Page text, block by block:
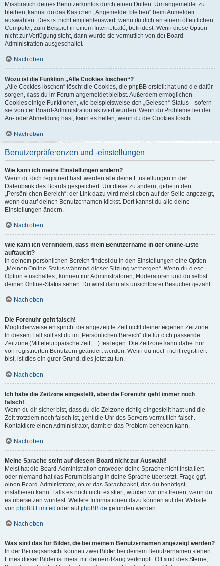
Missbrauch deines Benutzerkontos durch einen Dritten. Um angemeldet zu
bleiben, kannst du das Kästchen „Angemeldet bleiben“ beim Anmelden
auswählen. Dies ist nicht empfehlenswert, wenn du dich an einem öffentlichen
Computer, zum Beispiel in einem Internetcafé, befindest. Wenn diese Option
nicht zur Verfügung steht, dann wurde sie vermutlich von der Board-
Administration ausgeschaltet.
Nach oben
Wozu ist die Funktion „Alle Cookies löschen“?
„Alle Cookies löschen“ löscht die Cookies, die phpBB erstellt hat und die dafür
sorgen, dass du im Forum angemeldet bleibst. Außerdem ermöglichen
Cookies einige Funktionen, wie beispielsweise den „Gelesen“-Status – sofern
sie von der Board-Administration aktiviert wurden. Wenn du Probleme bei der
An- oder Abmeldung hast, kann es helfen, wenn du die Cookies löscht.
Nach oben
Benutzerpräferenzen und -einstellungen
Wie kann ich meine Einstellungen ändern?
Wenn du dich registriert hast, werden alle deine Einstellungen in der
Datenbank des Boards gespeichert. Um diese zu ändern, gehe in den
„Persönlichen Bereich“; der Link dazu wird meist oben auf der Seite angezeigt,
wenn du auf deinen Benutzernamen klickst. Dort kannst du alle deine
Einstellungen ändern.
Nach oben
Wie kann ich verhindern, dass mein Benutzername in der Online-Liste
auftaucht?
In deinem persönlichen Bereich findest du in den Einstellungen eine Option
„Meinen Online-Status während dieser Sitzung verbergen“. Wenn du diese
Option einschaltest, können nur Administratoren, Moderatoren und du selbst
deinen Online-Status sehen. Du wirst dann als unsichtbarer Besucher gezählt.
Nach oben
Die Forenuhr geht falsch!
Möglicherweise entspricht die angezeigte Zeit nicht deiner eigenen Zeitzone.
In diesem Fall solltest du im „Persönlichen Bereich“ die für dich passende
Zeitzone (Mitteleuropäische Zeit, ...) festlegen. Die Zeitzone kann dabei nur
von registrierten Benutzern geändert werden. Wenn du noch nicht registriert
bist, ist dies ein guter Grund, dies jetzt zu tun.
Nach oben
Ich habe die Zeitzone eingestellt, aber die Forenuhr geht immer noch
falsch!
Wenn du dir sicher bist, dass du die Zeitzone richtig eingestellt hast und die
Zeit trotzdem noch falsch ist, geht die Uhr des Servers vermutlich falsch.
Kontaktiere einen Administrator, damit er das Problem beheben kann.
Nach oben
Meine Sprache steht auf diesem Board nicht zur Auswahl!
Meist hat die Board-Administration entweder deine Sprache nicht installiert
oder niemand hat das Forum bislang in deine Sprache übersetzt. Frage ggf.
einen Board-Administrator, ob er das Sprachpaket, das du benötigst,
installieren kann. Falls es noch nicht existiert, würden wir uns freuen, wenn du
es übersetzen würdest. Weitere Informationen dazu können auf der Website
von phpBB Limited oder aufphpBB.de gefunden werden.
Nach oben
Was sind das für Bilder, die bei meinem Benutzernamen angezeigt werden?
In der Beitragsansicht können zwei Bilder bei deinem Benutzernamen stehen.
Eines dieser Bilder ist meist mit deinem Rang verknüpft: Oft sind dies Sterne,